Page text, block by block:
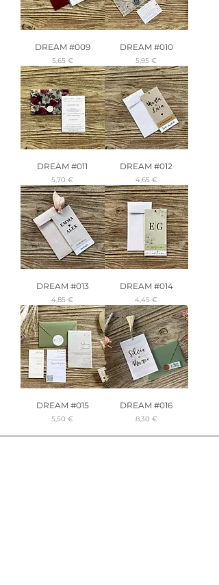
DREAM #009
Precio
5,65 €
DREAM #010
Precio
5,95 €
DREAM #011
Precio
5,70 €
DREAM #012
Precio
4,65 €
DREAM #013
Precio
4,85 €
DREAM #014
Precio
4,45 €
DREAM #015
Precio
5,50 €
DREAM #016
Precio
8,30 €